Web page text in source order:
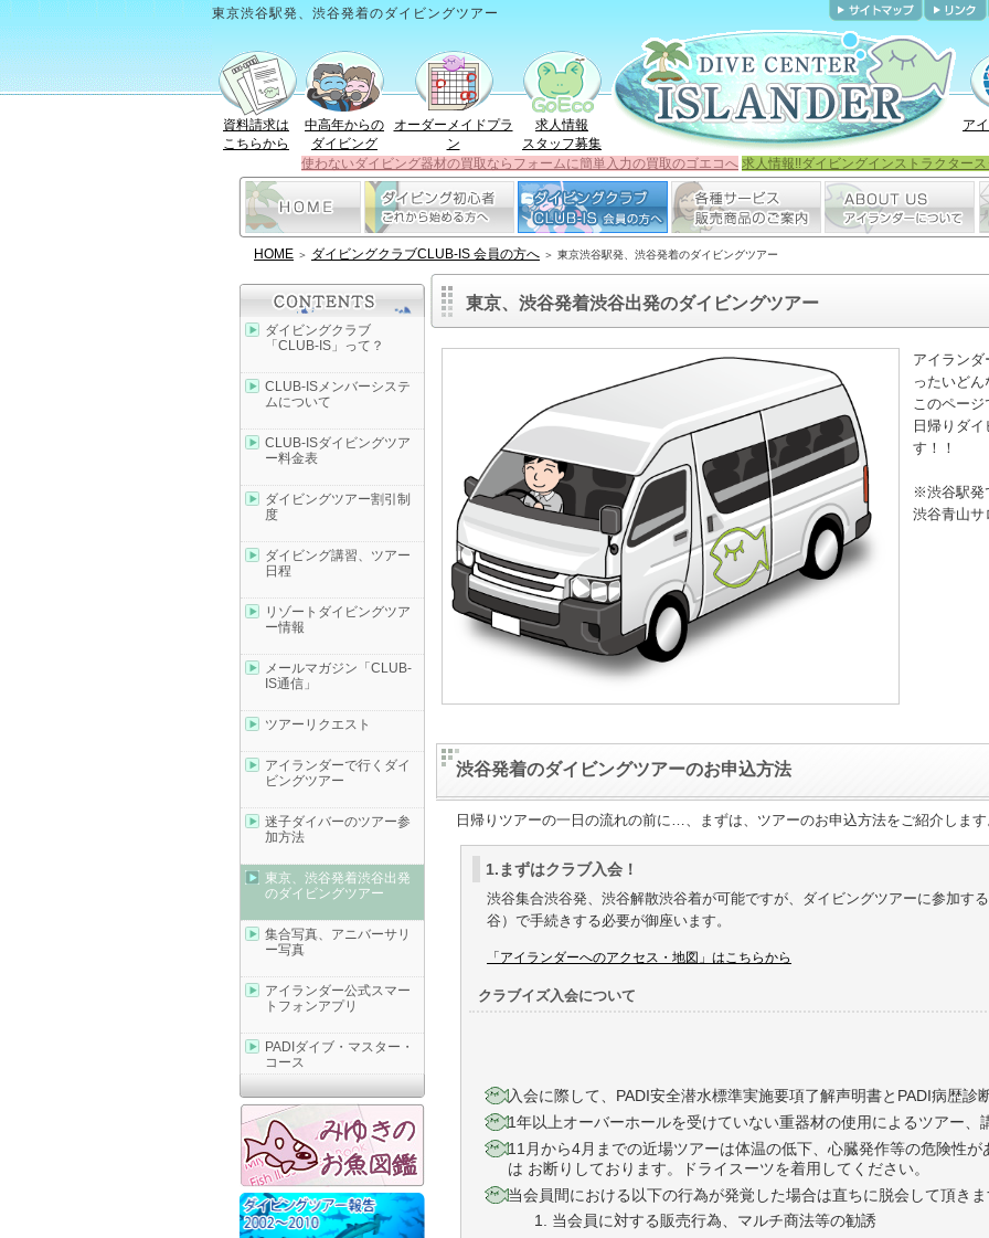
東京渋谷駅発、渋谷発着のダイビングツアー
資料請求は
こちらから
中高年からの
ダイビング
オーダーメイドプラ
ン
求人情報
スタッフ募集
ア
使わないダイビング器材の買取ならフォームに簡単入力の買取のゴエコへ 求人情報!!ダイビングインストラクター
HOME ＞ ダイビングクラブCLUB-IS 会員の方へ ＞ 東京渋谷駅発、渋谷発着のダイビングツアー
ダイビングクラブ
「CLUB-IS」って？
CLUB-ISメンバーシステ
ムについて
CLUB-ISダイビングツア
ー料金表
ダイビングツアー割引制
度
ダイビング講習、ツアー
日程
リゾートダイビングツア
ー情報
メールマガジン「CLUB-
IS通信」
ツアーリクエスト
アイランダーで行くダイ
ビングツアー
迷子ダイバーのツアー参
加方法
東京、渋谷発着渋谷出発
のダイビングツアー
集合写真、アニバーサリ
ー写真
アイランダー公式スマー
トフォンアプリ
PADIダイブ・マスター・
コース
東京、渋谷発着渋谷出発のダイビングツアー
アイラン
ったいどん
このページ
日帰りダ
す！！
※渋谷駅発
渋谷青山サ
渋谷発着のダイビングツアーのお申込方法
日帰りツアーの一日の流れの前に…、まずは、ツアーのお申込方法をご紹介します
1.まずはクラブ入会！
渋谷集合渋谷発、渋谷解散渋谷着が可能ですが、ダイビングツアーに参加す
谷）で手続きする必要が御座います。
「アイランダーへのアクセス・地図」はこちらから
クラブイズ入会について
入会に際して、PADI安全潜水標準実施要項了解声明書とPADI病歴診
1年以上オーバーホールを受けていない重器材の使用によるツアー、
11月から4月までの近場ツアーは体温の低下、心臓発作等の危険性
は お断りしております。ドライスーツを着用してください。
当会員間における以下の行為が発覚した場合は直ちに脱会して頂きま
当会員に対する販売行為、マルチ商法等の勧誘